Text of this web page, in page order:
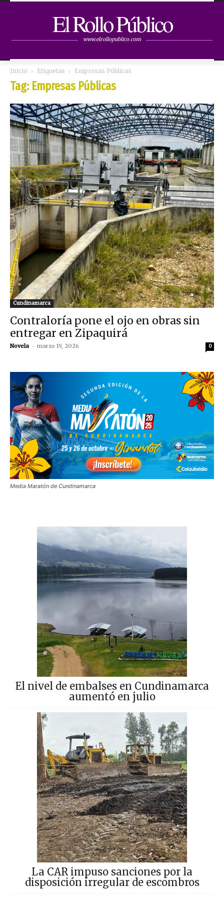
El Rollo Público
www.elrollopublico.com
Inicio Etiquetas Empresas Públicas
Tag: Empresas Públicas
Cundinamarca
Contraloría pone el ojo en obras sin
entregar en Zipaquirá
Novela - marzo 19, 2026 0
Media Maratón de Cundinamarca
El nivel de embalses en Cundinamarca
aumentó en julio
La CAR impuso sanciones por la
disposición irregular de escombros